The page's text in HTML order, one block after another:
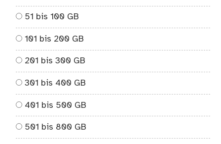
51 bis 100 GB
101 bis 200 GB
201 bis 300 GB
301 bis 400 GB
401 bis 500 GB
501 bis 800 GB